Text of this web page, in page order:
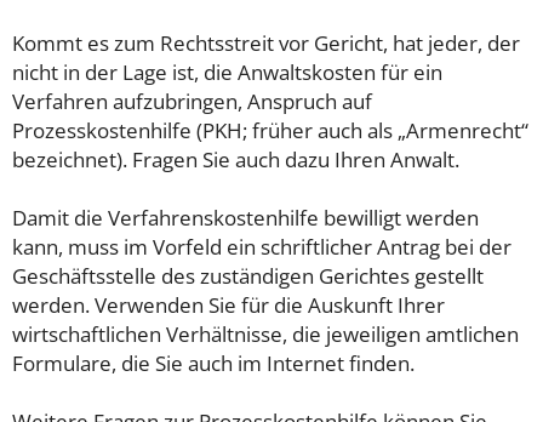
Kommt es zum Rechtsstreit vor Gericht, hat jeder, der
nicht in der Lage ist, die Anwaltskosten für ein
Verfahren aufzubringen, Anspruch auf
Prozesskostenhilfe (PKH; früher auch als „Armenrecht“
bezeichnet). Fragen Sie auch dazu Ihren Anwalt.
Damit die Verfahrenskostenhilfe bewilligt werden
kann, muss im Vorfeld ein schriftlicher Antrag bei der
Geschäftsstelle des zuständigen Gerichtes gestellt
werden. Verwenden Sie für die Auskunft Ihrer
wirtschaftlichen Verhältnisse, die jeweiligen amtlichen
Formulare, die Sie auch im Internet finden.